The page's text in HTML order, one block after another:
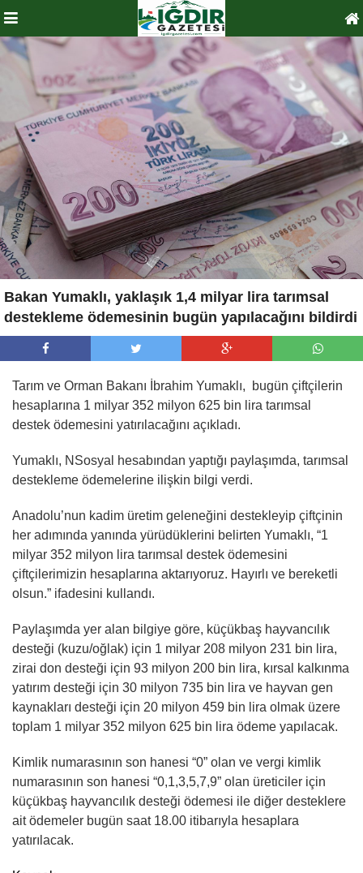
Bakan Yumaklı, yaklaşık 1,4 milyar lira tarımsal
destekleme ödemesinin bugün yapılacağını bildirdi
Tarım ve Orman Bakanı İbrahim Yumaklı, bugün çiftçilerin
hesaplarına 1 milyar 352 milyon 625 bin lira tarımsal
destek ödemesini yatırılacağını açıkladı.
Yumaklı, NSosyal hesabından yaptığı paylaşımda, tarımsal
destekleme ödemelerine ilişkin bilgi verdi.
Anadolu’nun kadim üretim geleneğini destekleyip çiftçinin
her adımında yanında yürüdüklerini belirten Yumaklı, “1
milyar 352 milyon lira tarımsal destek ödemesini
çiftçilerimizin hesaplarına aktarıyoruz. Hayırlı ve bereketli
olsun.” ifadesini kullandı.
Paylaşımda yer alan bilgiye göre, küçükbaş hayvancılık
desteği (kuzu/oğlak) için 1 milyar 208 milyon 231 bin lira,
zirai don desteği için 93 milyon 200 bin lira, kırsal kalkınma
yatırım desteği için 30 milyon 735 bin lira ve hayvan gen
kaynakları desteği için 20 milyon 459 bin lira olmak üzere
toplam 1 milyar 352 milyon 625 bin lira ödeme yapılacak.
Kimlik numarasının son hanesi “0” olan ve vergi kimlik
numarasının son hanesi “0,1,3,5,7,9” olan üreticiler için
küçükbaş hayvancılık desteği ödemesi ile diğer desteklere
ait ödemeler bugün saat 18.00 itibarıyla hesaplara
yatırılacak.